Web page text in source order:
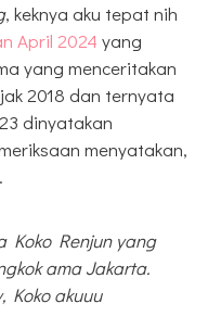
, keknya aku tepat nih
April 2024 yang
yang menceritakan
2018 dan ternyata
dinyatakan
menyatakan,
Koko Renjun yang
ama Jakarta.
Koko akuuu